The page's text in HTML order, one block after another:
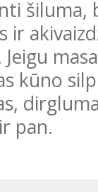
šiluma,
ir
kūno
pan.